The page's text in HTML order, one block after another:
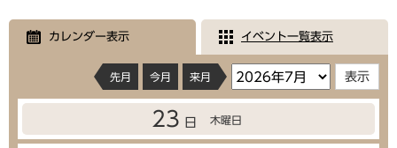
カレンダー表示 イベント一覧表示
先月 今月 来月
23 日 木曜日